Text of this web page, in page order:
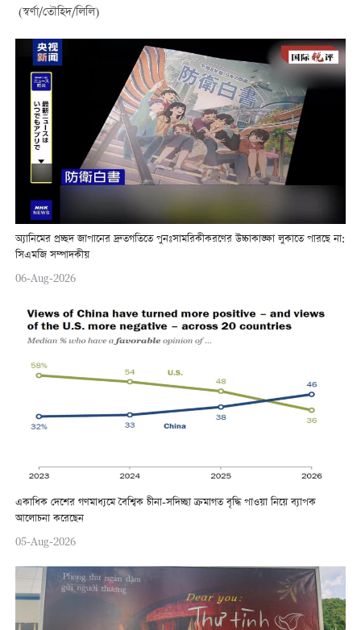
(স্বর্ণা/তৌহিদ/লিলি)
অ্যানিমের প্রচ্ছদ জাপানের দ্রুতগতিতে পুনঃসামরিকীকরণের উচ্চাকাঙ্ক্ষা লুকাতে পারছে না:
সিএমজি সম্পাদকীয়
06-Aug-2026
একাধিক দেশের গণমাধ্যমে বৈশ্বিক চীনা-সদিচ্ছা ক্রমাগত বৃদ্ধি পাওয়া নিয়ে ব্যাপক
আলোচনা করেছেন
05-Aug-2026